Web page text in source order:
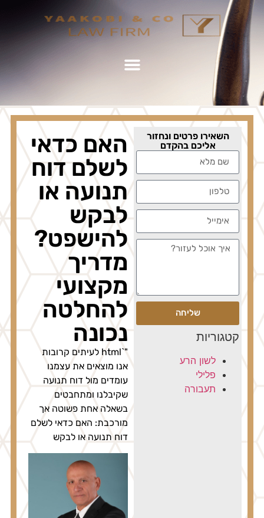
השאירו פרטים ונחזור
אליכם בהקדם
שליחה
קטגוריות
לשון הרע
פלילי
תעבורה
האם כדאי
לשלם דוח
תנועה או
לבקש
להישפט?
מדריך
מקצועי
להחלטה
נכונה
"`html לעיתים קרובות
אנו מוצאים את עצמנו
עומדים מול דוח תנועה
שקיבלנו ומתחבטים
בשאלה אחת פשוטה אך
מורכבת: האם כדאי לשלם
דוח תנועה או לבקש